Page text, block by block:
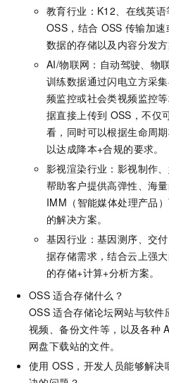
教育行业：K12、在线英
OSS，结合 OSS 传输加速
数据的存储以及内容分发方
AI/物联网：自动驾驶、物
训练数据通过闪电立方采
频监控或社会类视频监控
据直接上传到 OSS，不仅
看，同时可以根据生命周
以达成降本+合规的要求。
影视渲染行业：影视制作
帮助客户提供高弹性、海
IMM（智能媒体处理产品
的解决方案。
基因行业：基因测序、交
据存储需求，结合云上强
的存储+计算+分析方案。
OSS 适合存储什么？
OSS 适合存储论坛网站与软
视频、备份文件等，以及各种
网盘下载站的文件。
使用 OSS，开发人员能够解